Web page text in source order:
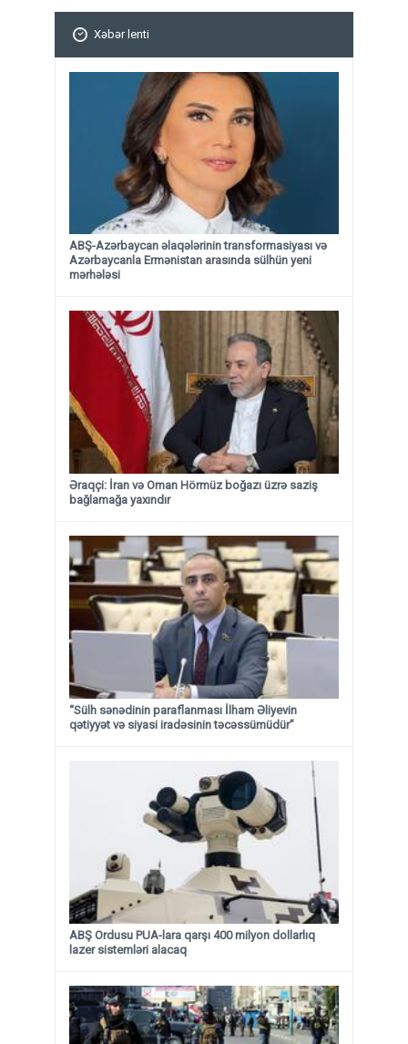
Xəbər lenti
ABŞ-Azərbaycan əlaqələrinin transformasiyası və
Azərbaycanla Ermənistan arasında sülhün yeni
mərhələsi
Əraqçi: İran və Oman Hörmüz boğazı üzrə saziş
bağlamağa yaxındır
“Sülh sənədinin paraflanması İlham Əliyevin
qətiyyət və siyasi iradəsinin təcəssümüdür”
ABŞ Ordusu PUA-lara qarşı 400 milyon dollarlıq
lazer sistemləri alacaq